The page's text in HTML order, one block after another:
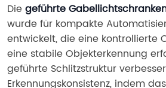
Die geführte
wurde für kompakte
entwickelt, die eine kontrollierte
eine stabile Objekterkennung
geführte Schlitzstruktur
Erkennungskonsistenz, indem